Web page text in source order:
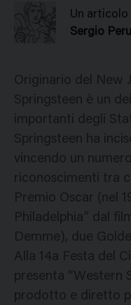
Un articolo
Sergio
Originario del New
Springsteen è un
importanti degli
Springsteen ha
vincendo un
riconoscimenti tra
Premio Oscar (nel
Philadelphia” dal
Demme), due
Alla 14a Festa del
presenta “Western
prodotto e diretto